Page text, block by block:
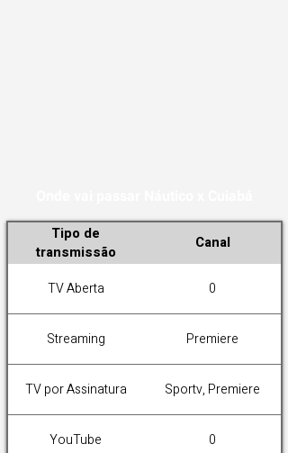
Tipo de
transmissão
Canal
TV Aberta 0
Streaming Premiere
TV por Assinatura Sportv, Premiere
YouTube 0